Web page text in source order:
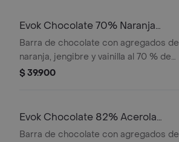
Evok Chocolate 70% Naranja
Barra x 100g
Barra de chocolate con agregados de
naranja, jengibre y vainilla al 70 % de
cacao por 100 gramos
$ 39.900
Evok Chocolate 82% Acerola
Barra x100g
Barra de chocolate con agregados de